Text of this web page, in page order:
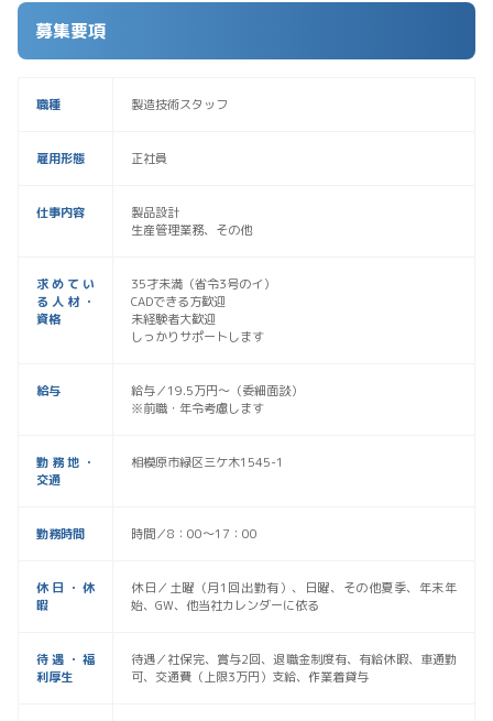
募集要項
職種 製造技術スタッフ
雇用形態 正社員
仕事内容
製品設計
生産管理業務、その他
求めてい
る人材・
資格
35才未満（省令3号のイ）
CADできる方歓迎
未経験者大歓迎
しっかりサポートします
給与
給与／19.5万円〜（委細面談）
※前職・年令考慮します
勤務地・
交通
相模原市緑区三ケ木1545-1
勤務時間 時間／8：00〜17：00
休日・休
暇
休日／土曜（月1回出勤有）、日曜、その他夏季、年末年
始、GW、他当社カレンダーに依る
待遇・福
利厚生
待遇／社保完、賞与2回、退職金制度有、有給休暇、車通勤
可、交通費（上限3万円）支給、作業着貸与